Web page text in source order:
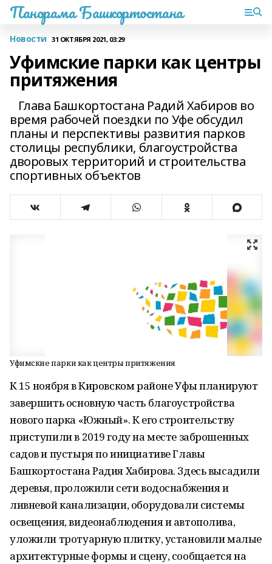
Панорама Башкортостана
Новости 31 ОКТЯБРЯ 2021, 03:29
Уфимские парки как центры
притяжения
Глава Башкортостана Радий Хабиров во
время рабочей поездки по Уфе обсудил
планы и перспективы развития парков
столицы республики, благоустройства
дворовых территорий и строительства
спортивных объектов
Уфимские парки как центры притяжения
К 15 ноября в Кировском районе Уфы планируют
завершить основную часть благоустройства
нового парка «Южный». К его строительству
приступили в 2019 году на месте заброшенных
садов и пустыря по инициативе Главы
Башкортостана Радия Хабирова. Здесь высадили
деревья, проложили сети водоснабжения и
ливневой канализации, оборудовали системы
освещения, видеонаблюдения и автополива,
уложили тротуарную плитку, установили малые
архитектурные формы и сцену, сообщается на